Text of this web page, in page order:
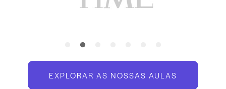
EXPLORAR AS NOSSAS AULAS